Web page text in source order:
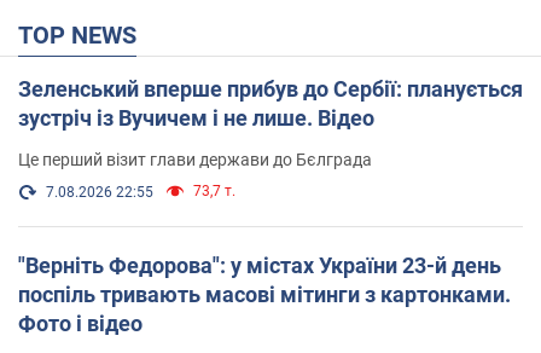
TOP NEWS
Зеленський вперше прибув до Сербії: планується
зустріч із Вучичем і не лише. Відео
Це перший візит глави держави до Бєлграда
7.08.2026 22:55 73,7 т.
"Верніть Федорова": у містах України 23-й день
поспіль тривають масові мітинги з картонками.
Фото і відео